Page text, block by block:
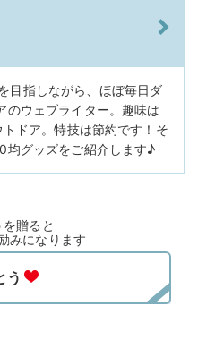
目指しながら、ほぼ毎日ダ
のウェブライター。趣味は
ドア。特技は節約です！そ
均グッズをご紹介します♪
贈ると
みになります